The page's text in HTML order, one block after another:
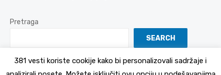
Pretraga
SEARCH
381 vesti koriste cookije kako bi personalizovali sadržaje i